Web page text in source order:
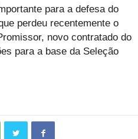
para a defesa do
perdeu recentemente o
novo contratado do
para a base da Seleção